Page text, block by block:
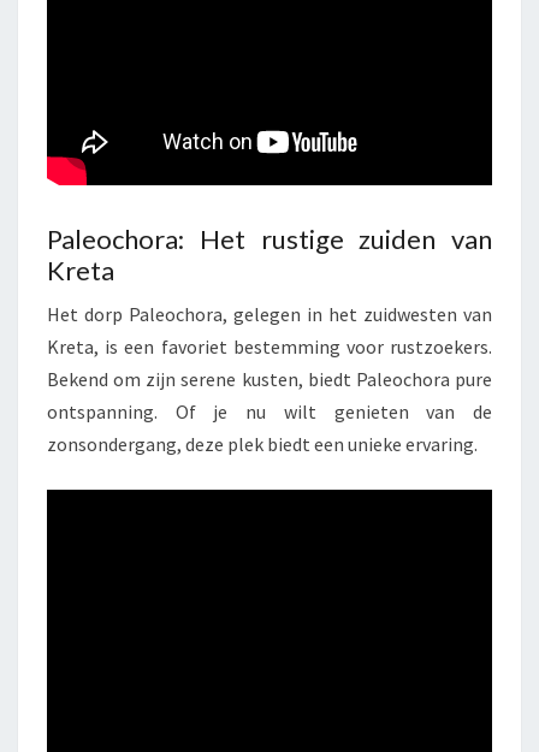
Paleochora: Het rustige zuiden van
Kreta
Het dorp Paleochora, gelegen in het zuidwesten van
Kreta, is een favoriet bestemming voor rustzoekers.
Bekend om zijn serene kusten, biedt Paleochora pure
ontspanning. Of je nu wilt genieten van de
zonsondergang, deze plek biedt een unieke ervaring.